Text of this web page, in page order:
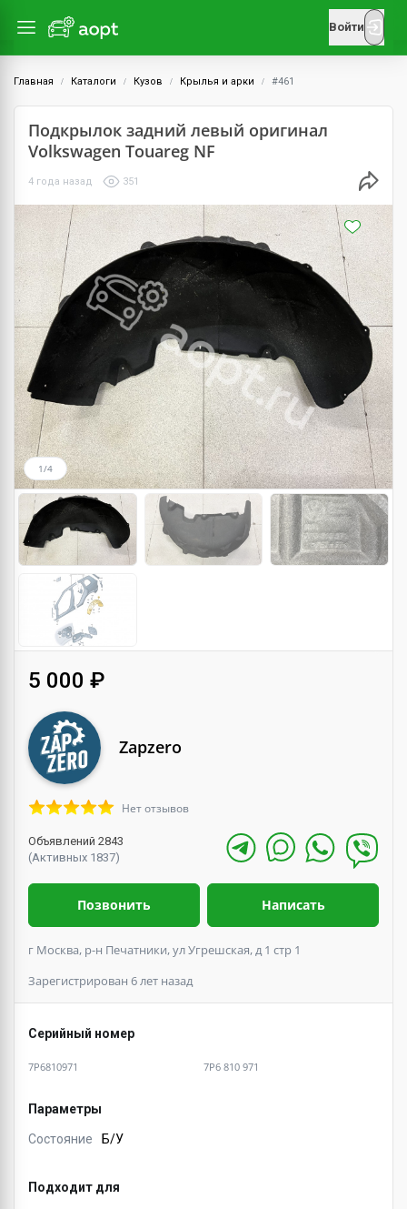
Войти
Главная Каталоги Кузов Крылья и арки #461
Подкрылок задний левый оригинал
Volkswagen Touareg NF
4 года назад 351
1/4
5 000 ₽
Zapzero
Нет отзывов
Объявлений 2843
(Активных 1837)
Позвонить Написать
г Москва, р-н Печатники, ул Угрешская, д 1 стр 1
Зарегистрирован 6 лет назад
Серийный номер
7P6810971 7P6 810 971
Параметры
Состояние Б/У
Подходит для